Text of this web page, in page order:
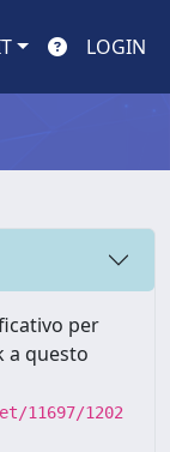
LOGIN
per
a questo
11697/1202